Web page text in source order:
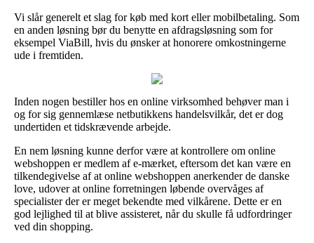
Vi slår generelt et slag for køb med kort eller mobilbetaling. Som
en anden løsning bør du benytte en afdragsløsning som for
eksempel ViaBill, hvis du ønsker at honorere omkostningerne
ude i fremtiden.
Inden nogen bestiller hos en online virksomhed behøver man i
og for sig gennemlæse netbutikkens handelsvilkår, det er dog
undertiden et tidskrævende arbejde.
En nem løsning kunne derfor være at kontrollere om online
webshoppen er medlem af e-mærket, eftersom det kan være en
tilkendegivelse af at online webshoppen anerkender de danske
love, udover at online forretningen løbende overvåges af
specialister der er meget bekendte med vilkårene. Dette er en
god lejlighed til at blive assisteret, når du skulle få udfordringer
ved din shopping.